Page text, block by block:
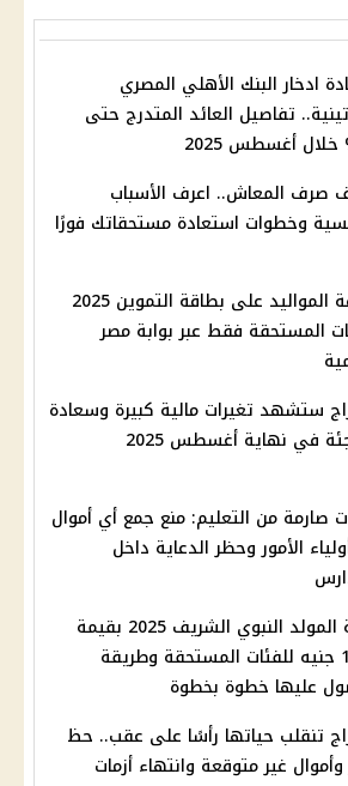
ادخار البنك الأهلي المصري
تفاصيل العائد المتدرج حتى
صرف المعاش.. اعرف الأسباب
وخطوات استعادة مستحقاتك فورًا
إضافة المواليد على بطاقة التموين 2025
المستحقة فقط عبر بوابة مصر
ستشهد تغيرات مالية كبيرة وسعادة
في نهاية أغسطس 2025
صارمة من التعليم: منع جمع أي أموال
الأمور وحظر الدعاية داخل
منحة المولد النبوي الشريف 2025 بقيمة
1500 جنيه للفئات المستحقة وطريقة
عليها خطوة بخطوة
تنقلب حياتها رأسًا على عقب.. حظ
وأموال غير متوقعة وانتهاء أزمات